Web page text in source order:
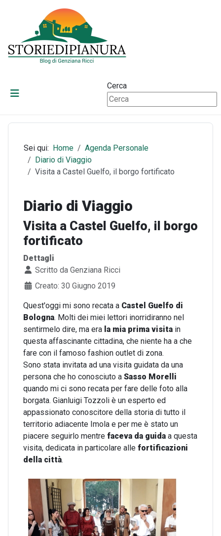
Cerca
Sei qui: Home
Agenda Personale
Diario di Viaggio
Visita a Castel Guelfo, il borgo fortificato
Diario di Viaggio
Visita a Castel Guelfo, il borgo
fortificato
Dettagli
Scritto da Genziana Ricci
Creato: 30 Giugno 2019
Quest'oggi mi sono recata a Castel Guelfo di
Bologna. Molti dei miei lettori inorridiranno nel
sentirmelo dire, ma era la mia prima visita in
questa affascinante cittadina, che niente ha a che
fare con il famoso fashion outlet di zona.
Sono stata invitata ad una visita guidata da una
persona che ho conosciuto a Sasso Morelli
quando mi ci sono recata per fare delle foto alla
borgata. Gianluigi Tozzoli è un esperto ed
appassionato conoscitore della storia di tutto il
territorio adiacente Imola e per me è stato un
piacere seguirlo mentre faceva da guida a questa
visita, dedicata in particolare alle fortificazioni
della città.